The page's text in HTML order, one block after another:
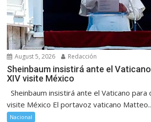
August 5, 2026 Redacción
Sheinbaum insistirá ante el
XIV visite México
Sheinbaum insistirá ante el Vaticano para
visite México El portavoz vaticano
Nacional